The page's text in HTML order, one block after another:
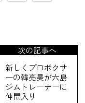
次の記事へ
新しくプロボクサ
ーの韓亮昊が六島
ジムトレーナーに
仲間入り